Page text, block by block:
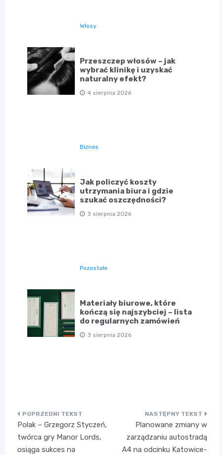
Włosy
Przeszczep włosów – jak
wybrać klinikę i uzyskać
naturalny efekt?
4 sierpnia 2026
Biznes
Jak policzyć koszty
utrzymania biura i gdzie
szukać oszczędności?
3 sierpnia 2026
Pozostałe
Materiały biurowe, które
kończą się najszybciej – lista
do regularnych zamówień
3 sierpnia 2026
Nawigacja
wpisu
Polak – Grzegorz Styczeń,
twórca gry Manor Lords,
osiąga sukces na
Planowane zmiany w
zarządzaniu autostradą
A4 na odcinku Katowice-